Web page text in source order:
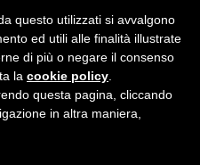
questo utilizzati si avvalgono
ed utili alle finalità illustrate
di più o negare il consenso
la cookie policy
questa pagina, cliccando
in altra maniera,